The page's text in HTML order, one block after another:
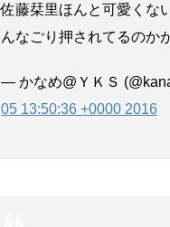
佐藤栞里ほんと可愛くな
んなごり押されてるのか
— かなめ@ＹＫＳ
05 13:50:36 +0000 2016